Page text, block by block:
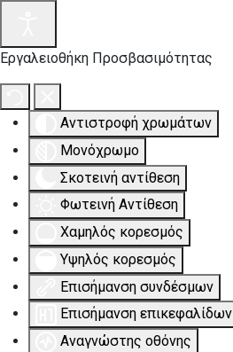
Εργαλειοθήκη Προσβασιμότητας
Αντιστροφή χρωμάτων
Μονόχρωμο
Σκοτεινή αντίθεση
Φωτεινή Αντίθεση
Χαμηλός κορεσμός
Υψηλός κορεσμός
Επισήμανση συνδέσμων
Επισήμανση επικεφαλίδων
Αναγνώστης οθόνης